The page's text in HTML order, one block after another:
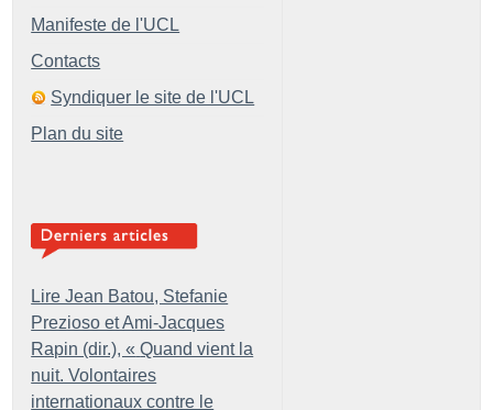
Manifeste de l'UCL
Contacts
Syndiquer le site de l'UCL
Plan du site
Lire Jean Batou, Stefanie
Prezioso et Ami-Jacques
Rapin (dir.), « Quand vient la
nuit. Volontaires
internationaux contre le